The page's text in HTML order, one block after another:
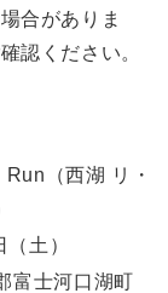
合がありま
認ください。
（西湖 リ・
（土）
富士河口湖町